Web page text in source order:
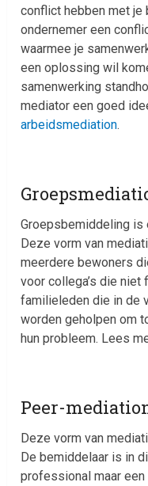
conflict hebben met je
ondernemer een
waarmee je
een oplossing wil
samenwerking
mediator een goed
arbeidsmediation.
Groepsbemiddeling is
Deze vorm van
meerdere bewoners
voor collega’s die
familieleden die in de
worden geholpen om
hun probleem. Lees
Peer-
Deze vorm van
De bemiddelaar is in
professional maar